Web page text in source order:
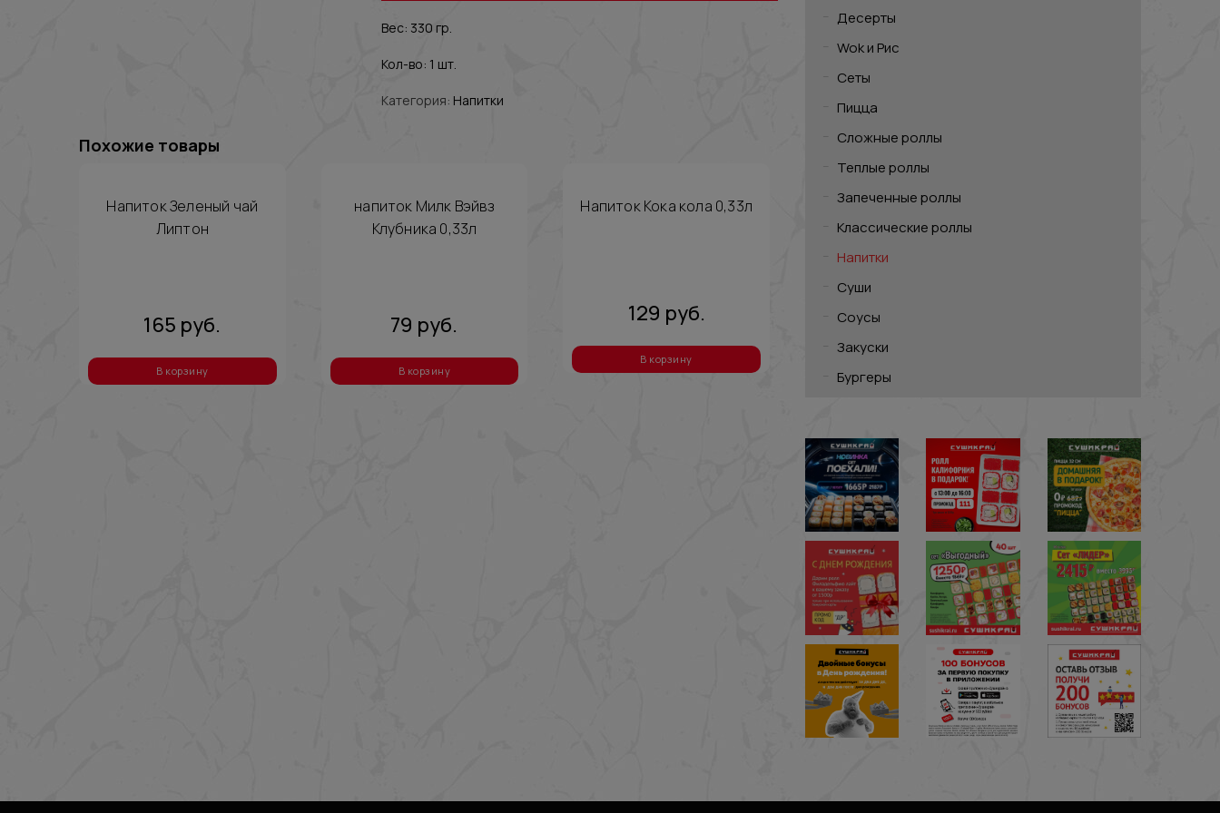
Вес: 330 гр.
Кол-во: 1 шт.
Категория: Напитки
Похожие товары
Напиток Зеленый чай
Липтон
165 руб.
В корзину
напиток Милк Вэйвз
Клубника 0,33л
79 руб.
В корзину
Напиток Кока кола 0,33л
129 руб.
В корзину
Десерты
Wok и Рис
Сеты
Пицца
Сложные роллы
Теплые роллы
Запеченные роллы
Классические роллы
Напитки
Суши
Соусы
Закуски
Бургеры